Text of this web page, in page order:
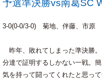
予選準決勝vs南葛SC
3-0(0-0/3-0) 菊地、伴藤、市
昨年、敗れてしまった準決勝
分達で証明するしかない一戦。
気を持って闘ってくれたと思って